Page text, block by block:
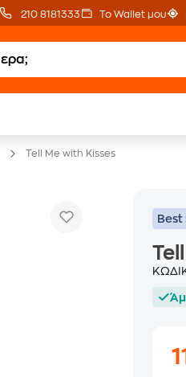
210 8181333 Το Wallet μου
Tell Me with Kisses
Best